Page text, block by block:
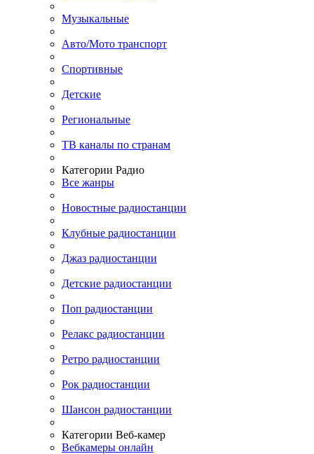
Музыкальные
Авто/Мото транспорт
Спортивные
Детские
Региональные
ТВ каналы по странам
Категории Радио
Все жанры
Новостные радиостанции
Клубные радиостанции
Джаз радиостанции
Детские радиостанции
Поп радиостанции
Релакс радиостанции
Ретро радиостанции
Рок радиостанции
Шансон радиостанции
Категории Веб-камер
Вебкамеры онлайн